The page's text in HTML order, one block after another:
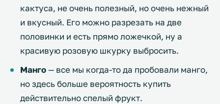
кактуса, не очень полезный, но очень нежный
и вкусный. Его можно разрезать на две
половинки и есть прямо ложечкой, ну а
красивую розовую шкурку выбросить.
Манго— все мы когда-то да пробовали манго,
но здесь больше вероятность купить
действительно спелый фрукт.